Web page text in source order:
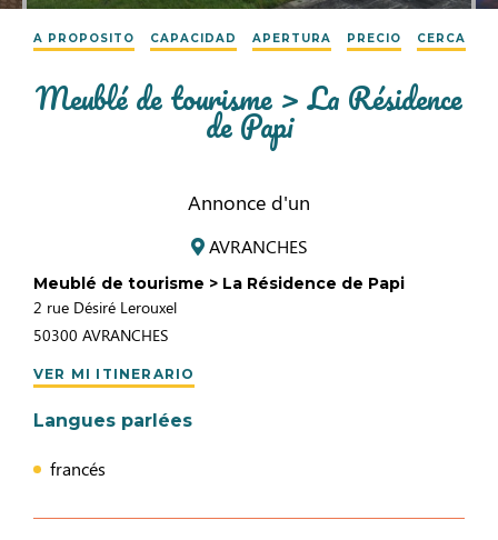
A PROPOSITO CAPACIDAD APERTURA PRECIO CERCA
Meublé de tourisme > La Résidence
de Papi
Annonce d'un
AVRANCHES
Meublé de tourisme > La Résidence de Papi
2 rue Désiré Lerouxel
50300 AVRANCHES
VER MI ITINERARIO
Langues parlées
francés